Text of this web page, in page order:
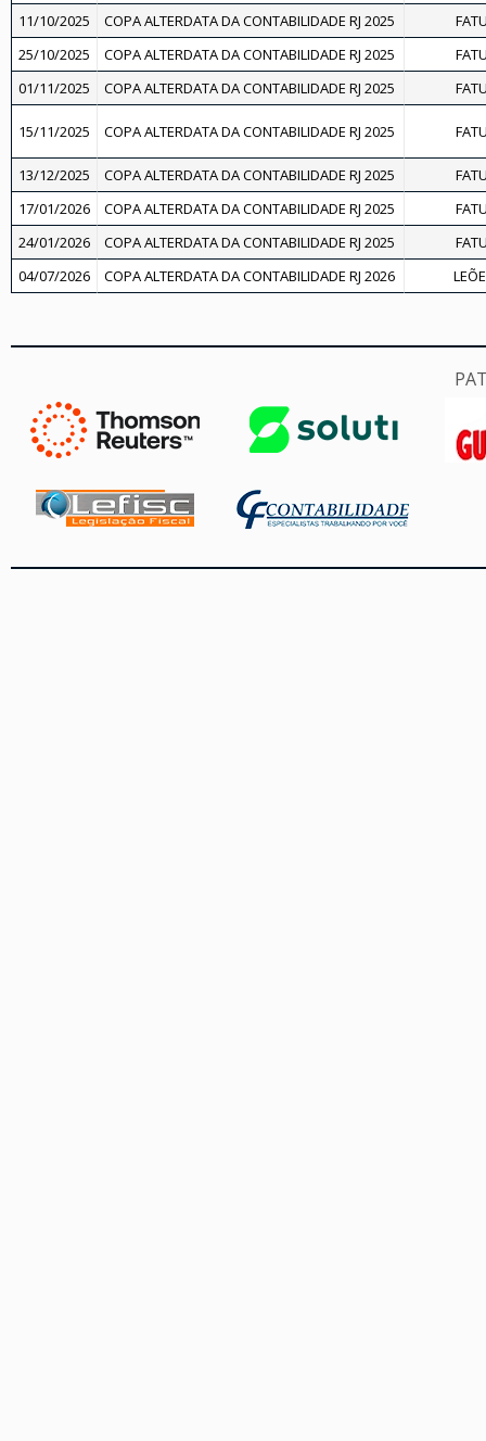
11/10/2025
COPA ALTERDATA DA CONTABILIDADE RJ 2025
25/10/2025
COPA ALTERDATA DA CONTABILIDADE RJ 2025
01/11/2025
COPA ALTERDATA DA CONTABILIDADE RJ 2025
15/11/2025 COPA ALTERDATA DA CONTABILIDADE RJ 2025
13/12/2025 COPA ALTERDATA DA CONTABILIDADE RJ 2025
17/01/2026
COPA ALTERDATA DA CONTABILIDADE RJ 2025
24/01/2026
COPA ALTERDATA DA CONTABILIDADE RJ 2025
04/07/2026
COPA ALTERDATA DA CONTABILIDADE RJ 2026